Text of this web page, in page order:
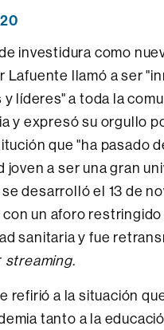
investidura como
Lafuente llamó a ser
líderes" a toda la
y expresó su orgullo
que "ha pasado
joven a ser una gran
desarrolló el 13 de
un aforo
sanitaria y fue
streaming.
refirió a la situación
tanto a la